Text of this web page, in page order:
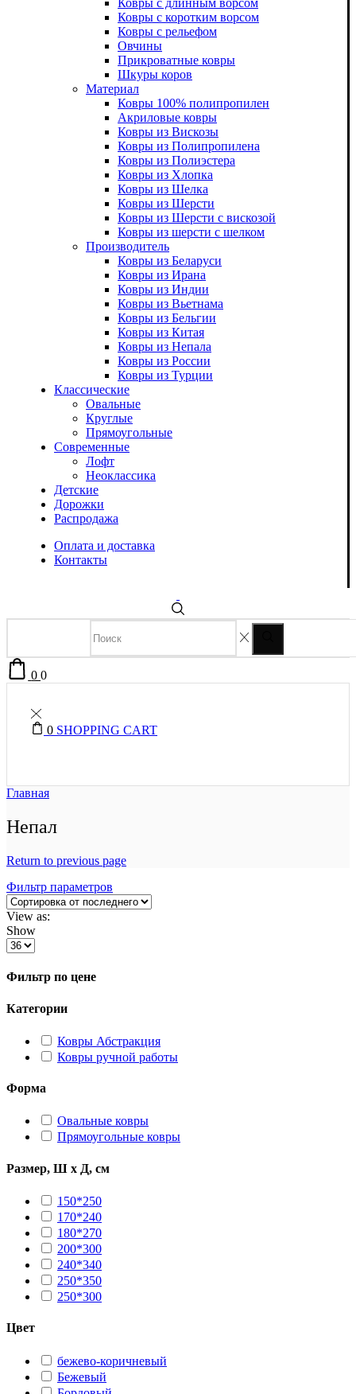
Ковры с длинным ворсом
Ковры с коротким ворсом
Ковры с рельефом
Овчины
Прикроватные ковры
Шкуры коров
Материал
Ковры 100% полипропилен
Акриловые ковры
Ковры из Вискозы
Ковры из Полипропилена
Ковры из Полиэстера
Ковры из Хлопка
Ковры из Шелка
Ковры из Шерсти
Ковры из Шерсти с вискозой
Ковры из шерсти с шелком
Производитель
Ковры из Беларуси
Ковры из Ирана
Ковры из Индии
Ковры из Вьетнама
Ковры из Бельгии
Ковры из Китая
Ковры из Непала
Ковры из России
Ковры из Турции
Классические
Овальные
Круглые
Прямоугольные
Современные
Лофт
Неоклассика
Детские
Дорожки
Распродажа
Оплата и доставка
Контакты
00
0 SHOPPING CART
Главная
Непал
Return to previous page
Фильтр параметров
View as:
Show
Фильтр по цене
Категории
Ковры Абстракция
Ковры ручной работы
Форма
Овальные ковры
Прямоугольные ковры
Размер, Ш х Д, см
150*250
170*240
180*270
200*300
240*340
250*350
250*300
Цвет
бежево-коричневый
Бежевый